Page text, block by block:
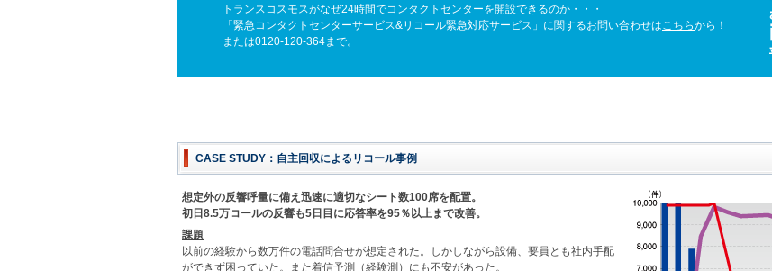
トランスコスモスがなぜ24時間でコンタクトセンターを開設できるのか・・・
「緊急コンタクトセンターサービス&リコール緊急対応サービス」に関するお問い合わせは こちらから！
または0120-120-364まで。
CASE STUDY：自主回収によるリコール事例
想定外の反響呼量に備え迅速に適切なシート数100席を配置。
初日8.5万コールの反響も5日目に応答率を95％以上まで改善。
課題
以前の経験から数万件の電話問合せが想定された。しかしながら設備、要員とも社内手配
ができず困っていた。また着信予測（経験測）にも不安があった。